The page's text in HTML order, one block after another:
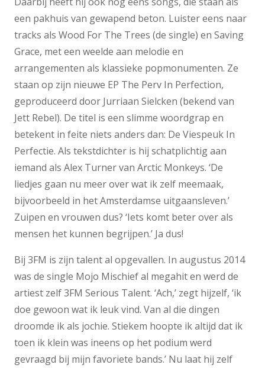
een pakhuis van gewapend beton. Luister eens naar
tracks als Wood For The Trees (de single) en Saving
Grace, met een weelde aan melodie en
arrangementen als klassieke popmonumenten. Ze
staan op zijn nieuwe EP The Perv In Perfection,
geproduceerd door Jurriaan Sielcken (bekend van
Jett Rebel). De titel is een slimme woordgrap en
betekent in feite niets anders dan: De Viespeuk In
Perfectie. Als tekstdichter is hij schatplichtig aan
iemand als Alex Turner van Arctic Monkeys. ‘De
liedjes gaan nu meer over wat ik zelf meemaak,
bijvoorbeeld in het Amsterdamse uitgaansleven.’
Zuipen en vrouwen dus? ‘Iets komt beter over als
mensen het kunnen begrijpen.’ Ja dus!
Bij 3FM is zijn talent al opgevallen. In augustus 2014
was de single Mojo Mischief al megahit en werd de
artiest zelf 3FM Serious Talent. ‘Ach,’ zegt hijzelf, ‘ik
doe gewoon wat ik leuk vind. Van al die dingen
droomde ik als jochie. Stiekem hoopte ik altijd dat ik
toen ik klein was ineens op het podium werd
gevraagd bij mijn favoriete bands.’ Nu laat hij zelf